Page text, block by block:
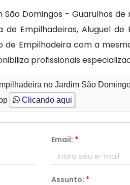
Domingos - Guarulhos
Empilhadeiras, Aluguel de
Empilhadeira com a
profissionais
no Jardim São
Clicando aqui
Email: *
Assunto: *